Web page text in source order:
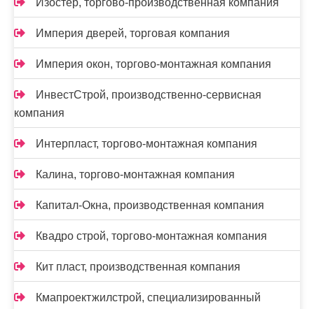
Изостер, торгово-производственная компания
Империя дверей, торговая компания
Империя окон, торгово-монтажная компания
ИнвестСтрой, производственно-сервисная
компания
Интерпласт, торгово-монтажная компания
Калина, торгово-монтажная компания
Капитал-Окна, производственная компания
Квадро строй, торгово-монтажная компания
Кит пласт, производственная компания
Кмапроектжилстрой, специализированный